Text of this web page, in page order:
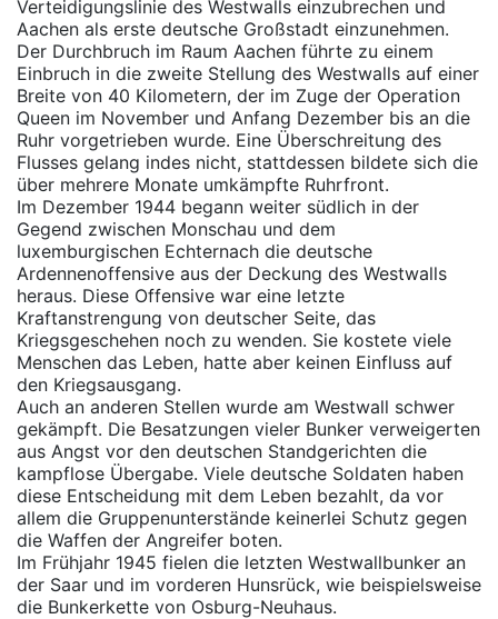
Verteidigungslinie des Westwalls einzubrechen und
Aachen als erste deutsche Großstadt einzunehmen.
Der Durchbruch im Raum Aachen führte zu einem
Einbruch in die zweite Stellung des Westwalls auf einer
Breite von 40 Kilometern, der im Zuge der Operation
Queen im November und Anfang Dezember bis an die
Ruhr vorgetrieben wurde. Eine Überschreitung des
Flusses gelang indes nicht, stattdessen bildete sich die
über mehrere Monate umkämpfte Ruhrfront.
Im Dezember 1944 begann weiter südlich in der
Gegend zwischen Monschau und dem
luxemburgischen Echternach die deutsche
Ardennenoffensive aus der Deckung des Westwalls
heraus. Diese Offensive war eine letzte
Kraftanstrengung von deutscher Seite, das
Kriegsgeschehen noch zu wenden. Sie kostete viele
Menschen das Leben, hatte aber keinen Einfluss auf
den Kriegsausgang.
Auch an anderen Stellen wurde am Westwall schwer
gekämpft. Die Besatzungen vieler Bunker verweigerten
aus Angst vor den deutschen Standgerichten die
kampflose Übergabe. Viele deutsche Soldaten haben
diese Entscheidung mit dem Leben bezahlt, da vor
allem die Gruppenunterstände keinerlei Schutz gegen
die Waffen der Angreifer boten.
Im Frühjahr 1945 fielen die letzten Westwallbunker an
der Saar und im vorderen Hunsrück, wie beispielsweise
die Bunkerkette von Osburg-Neuhaus.